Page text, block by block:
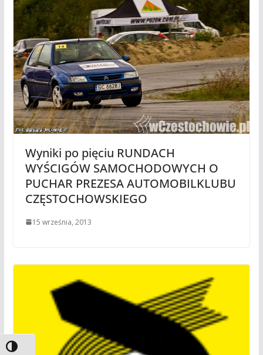
Toggle High Contrast
Wyniki po pięciu RUNDACH
WYŚCIGÓW SAMOCHODOWYCH O
PUCHAR PREZESA AUTOMOBILKLUBU
CZĘSTOCHOWSKIEGO
15 września, 2013